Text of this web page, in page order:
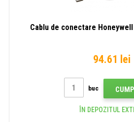
Cablu de conectare Honeywell
94.61 lei
buc
ÎN DEPOZITUL